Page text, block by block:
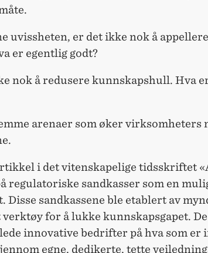
uvissheten, er det ikke nok å
er egentlig godt?
nok å redusere kunnskapshull. Hva
arenaer som øker virksomheters
i det vitenskapelige tidsskriftet
regulatoriske sandkasser som en
Disse sandkassene ble etablert av
for å lukke kunnskapsgapet.
innovative bedrifter på hva som er
egne, dedikerte, tette